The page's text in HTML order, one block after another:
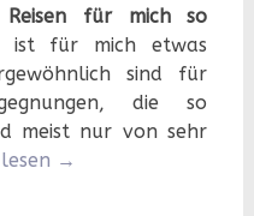
Reisen für mich so
ist für mich etwas
sind für
die so
meist nur von sehr
→